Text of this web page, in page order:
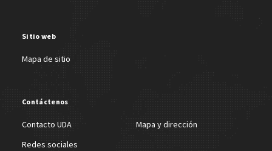
Sitio web
Mapa de sitio
Contáctenos
Contacto UDA
Mapa y dirección
Redes sociales